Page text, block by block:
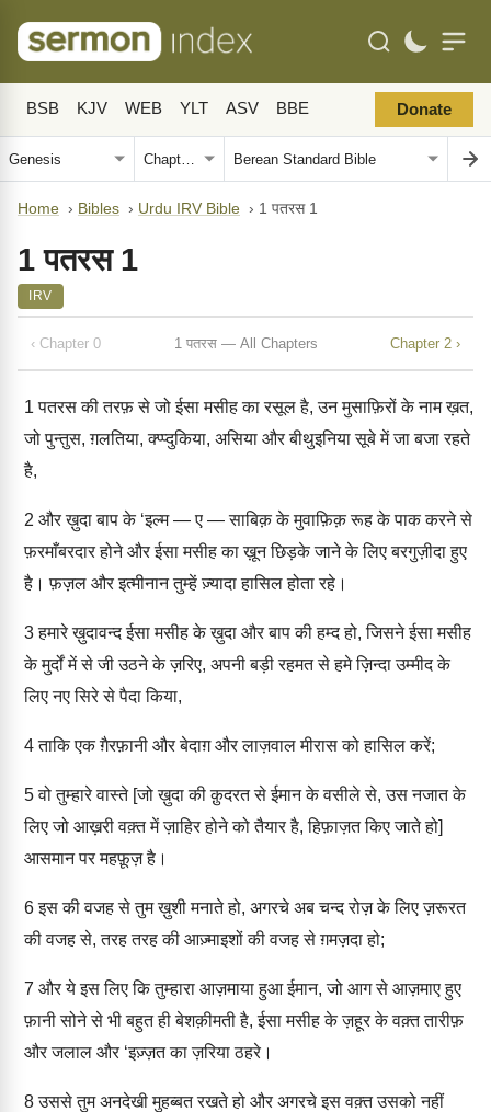
BSB KJV WEB YLT ASV BBE Donate
Home › Bibles › Urdu IRV Bible › 1 पतरस 1
1 पतरस 1
IRV
‹ Chapter 0 1 पतरस — All Chapters Chapter 2 ›
1 पतरस की तरफ़ से जो ईसा मसीह का रसूल है, उन मुसाफ़िरों के नाम ख़त,
जो पुन्तुस, ग़लतिया, क्प्प्दुकिया, असिया और बीथुइनिया सूबे में जा बजा रहते
है,
2 और ख़ुदा बाप के ‘इल्म — ए — साबिक़ के मुवाफ़िक़ रूह के पाक करने से
फ़रमाँबरदार होने और ईसा मसीह का ख़ून छिड़के जाने के लिए बरगुज़ीदा हुए
है। फ़ज़ल और इत्मीनान तुम्हें ज़्यादा हासिल होता रहे।
3हमारे ख़ुदावन्द ईसा मसीह के ख़ुदा और बाप की हम्द हो, जिसने ईसा मसीह
के मुर्दों में से जी उठने के ज़रिए, अपनी बड़ी रहमत से हमे ज़िन्दा उम्मीद के
लिए नए सिरे से पैदा किया,
4ताकि एक ग़ैरफ़ानी और बेदाग़ और लाज़वाल मीरास को हासिल करें;
5वो तुम्हारे वास्ते [जो ख़ुदा की क़ुदरत से ईमान के वसीले से, उस नजात के
लिए जो आख़री वक़्त में ज़ाहिर होने को तैयार है, हिफ़ाज़त किए जाते हो]
आसमान पर महफ़ूज़ है।
6इस की वजह से तुम ख़ुशी मनाते हो, अगरचे अब चन्द रोज़ के लिए ज़रूरत
की वजह से, तरह तरह की आज़्माइशों की वजह से ग़मज़दा हो;
7 और ये इस लिए कि तुम्हारा आज़माया हुआ ईमान, जो आग से आज़माए हुए
फ़ानी सोने से भी बहुत ही बेशक़ीमती है, ईसा मसीह के ज़हूर के वक़्त तारीफ़
और जलाल और ‘इज़्ज़त का ज़रिया ठहरे।
8उससे तुम अनदेखी मुहब्बत रखते हो और अगरचे इस वक़्त उसको नहीं